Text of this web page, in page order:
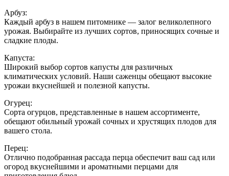
Арбуз:
Каждый арбуз в нашем питомнике — залог великолепного
урожая. Выбирайте из лучших сортов, приносящих сочные и
сладкие плоды.
Капуста:
Широкий выбор сортов капусты для различных
климатических условий. Наши саженцы обещают высокие
урожаи вкуснейшей и полезной капусты.
Огурец:
Сорта огурцов, представленные в нашем ассортименте,
обещают обильный урожай сочных и хрустящих плодов для
вашего стола.
Перец:
Отлично подобранная рассада перца обеспечит ваш сад или
огород вкуснейшими и ароматными перцами для